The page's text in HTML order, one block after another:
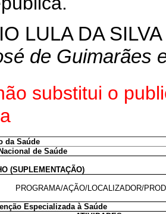
LULA DA SILVA
de Guimarães
substitui o
da Saúde
de Saúde
(SUPLEMENTAÇÃO)
PROGRAMA/AÇÃO/LOCALIZADOR/
Especializada à Saúde